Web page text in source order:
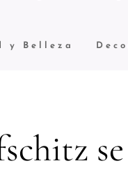
y Belleza